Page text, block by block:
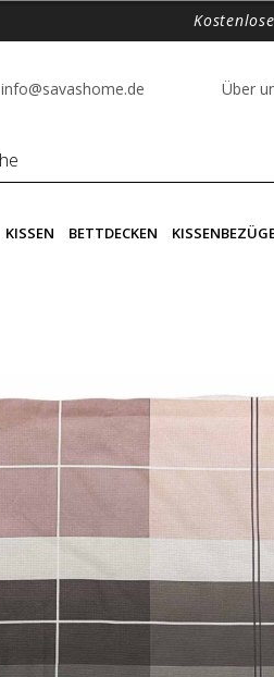
info@savashome.de Über
KISSEN BETTDECKEN